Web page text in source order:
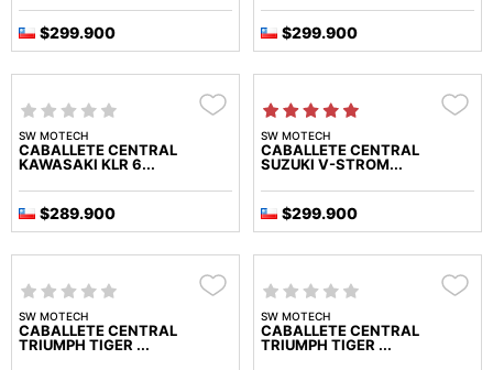
$299.900 $299.900
SW MOTECH
CABALLETE CENTRAL
KAWASAKI KLR 6...
$289.900
SW MOTECH
CABALLETE CENTRAL
SUZUKI V-STROM...
$299.900
SW MOTECH
CABALLETE CENTRAL
TRIUMPH TIGER ...
SW MOTECH
CABALLETE CENTRAL
TRIUMPH TIGER ...